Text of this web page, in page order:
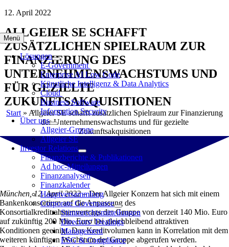
Zum
springen
Menü
Lösungen
E-Government
Enterprise AI Low Code
Künstliche Intelligenz & Data Analytics
Cloud
Business Software
Information Security
Über uns
Allgeier-Gruppe
Allgeier SE
Investor Relations
Finanzberichte & Publikationen
Ad hoc-Mitteilungen
Finanzanalysen
Finanzkalender
Hauptversammlung
Corporate Governance
Stimmrechtsmitteilungen
Directors‘ Dealings
Management
ESG & Compliance
12. April 2022
ALLGEIER SE SCHAFFT
ZUSÄTZLICHEN SPIELRAUM ZUR
FINANZIERUNG DES
UNTERNEHMENSWACHSTUMS UND
FÜR GEZIELTE
ZUKUNFTSAKQUISITIONEN
Start » Allgeier SE schafft zusätzlichen Spielraum zur Finanzierung
des Unternehmenswachstums und für gezielte
Zukunftsakquisitionen
München, 12. April 2022 –Der Allgeier Konzern hat sich mit einem
Bankenkonsortium auf die Anpassung des
Konsortialkreditrahmenvertrags der Gruppe von derzeit 140 Mio. Euro
auf zukünftig 200 Mio. Euro bei gleichbleibend attraktiven
Konditionen geeinigt. Das Kreditvolumen kann in Korrelation mit dem
weiteren künftigen Wachstum der Gruppe abgerufen werden.